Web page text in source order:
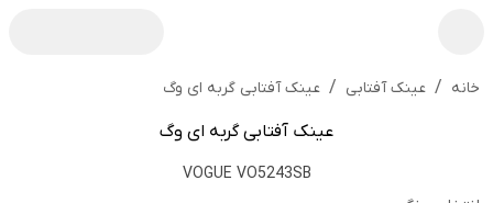
خانه / عینک آفتابی / عینک آفتابی گربه ای وگ
عینک آفتابی گربه ای وگ
VOGUE VO5243SB